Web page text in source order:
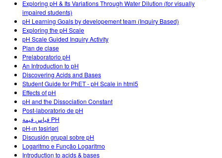
SceneryStack OSE
Reporte de Impacto
Exploring pH & Its Variations Through Water Dilution (for visually
impaired students)
pH Learning Goals by developement team (Inquiry Based)
Exploring the pH Scale
pH Scale Guided Inquiry Activity
Plan de clase
Prelaboratorio pH
An Introduction to pH
Discovering Acids and Bases
Student Guide for PhET - pH Scale in html5
Effects of pH
pH and the Dissociation Constant
Post-laboratorio de pH
قياس قيمة PH
pH-ın təsirləri
Discusión grupal sobre pH
Logaritmo e Função Logaritmo
Introduction to acids & bases